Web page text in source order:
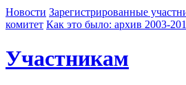
Новости Зарегистрированные
комитет Как это было: архив 2003-
Участникам